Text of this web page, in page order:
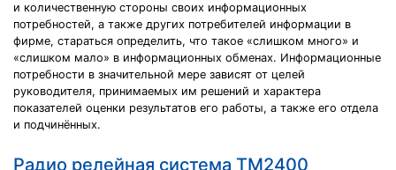
и количественную стороны своих информационных
потребностей, а также других потребителей информации в
фирме, стараться определить, что такое «слишком много» и
«слишком мало» в информационных обменах. Информационные
потребности в значительной мере зависят от целей
руководителя, принимаемых им решений и характера
показателей оценки результатов его работы, а также его отдела
и подчинённых.
Радио релейная система ТМ2400